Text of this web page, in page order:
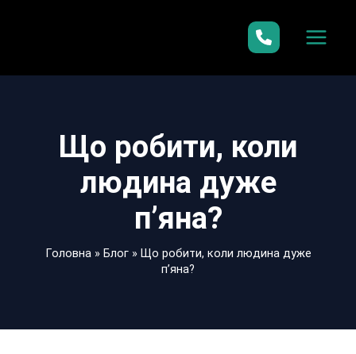
Що робити, коли
людина дуже
п’яна?
Головна» Блог» Що робити, коли людина дуже
п’яна?